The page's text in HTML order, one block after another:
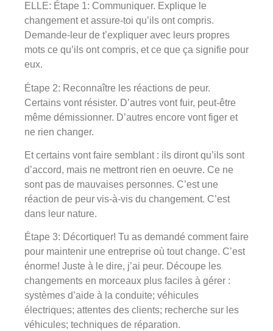
ELLE: Étape 1: Communiquer. Explique le
changement et assure-toi qu’ils ont compris.
Demande-leur de t’expliquer avec leurs propres
mots ce qu’ils ont compris, et ce que ça signifie pour
eux.
Étape 2: Reconnaître les réactions de peur.
Certains vont résister. D’autres vont fuir, peut-être
même démissionner. D’autres encore vont figer et
ne rien changer.
Et certains vont faire semblant : ils diront qu’ils sont
d’accord, mais ne mettront rien en oeuvre. Ce ne
sont pas de mauvaises personnes. C’est une
réaction de peur vis-à-vis du changement. C’est
dans leur nature.
Étape 3: Décortiquer! Tu as demandé comment faire
pour maintenir une entreprise où tout change. C’est
énorme! Juste à le dire, j’ai peur. Découpe les
changements en morceaux plus faciles à gérer :
systèmes d’aide à la conduite; véhicules
électriques; attentes des clients; recherche sur les
véhicules; techniques de réparation.